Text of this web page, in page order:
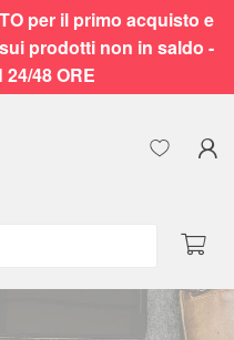
per il primo acquisto e
prodotti non in saldo -
24/48 ORE